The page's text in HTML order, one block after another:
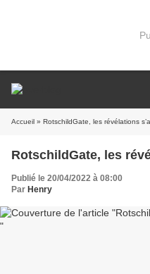
Accueil » RotschildGate, les révélations
RotschildGate, les
Publié le 20/04/2022 à 08:00
Par Henry